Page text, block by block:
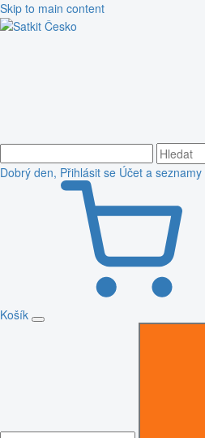
Skip to main content
Dobrý den, Přihlásit se Účet a seznamy
Košík